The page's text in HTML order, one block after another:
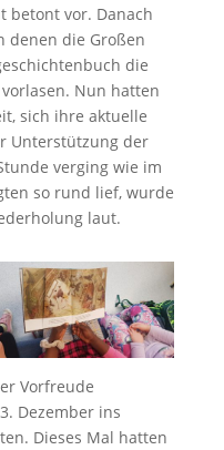
betont vor. Danach
denen die Großen
die
vorlasen. Nun hatten
sich ihre aktuelle
Unterstützung der
verging wie im
so rund lief, wurde
laut.
Vorfreude
Dezember ins
Dieses Mal hatten